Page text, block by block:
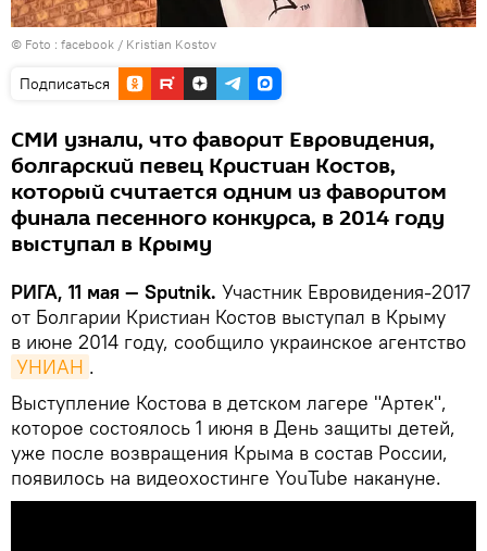
© Foto : facebook / Kristian Kostov
Подписаться
СМИ узнали, что фаворит Евровидения,
болгарский певец Кристиан Костов,
который считается одним из фаворитом
финала песенного конкурса, в 2014 году
выступал в Крыму
РИГА, 11 мая — Sputnik. Участник Евровидения-2017
от Болгарии Кристиан Костов выступал в Крыму
в июне 2014 году, сообщило украинское агентство
УНИАН .
Выступление Костова в детском лагере "Артек",
которое состоялось 1 июня в День защиты детей,
уже после возвращения Крыма в состав России,
появилось на видеохостинге YouTube накануне.